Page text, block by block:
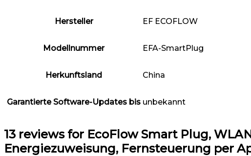
Hersteller EF ECOFLOW
Modellnummer EFA-SmartPlug
Herkunftsland China
Garantierte Software-Updates bis unbekannt
13 reviews for EcoFlow Smart Plug,
Energiezuweisung, Fernsteuerung per